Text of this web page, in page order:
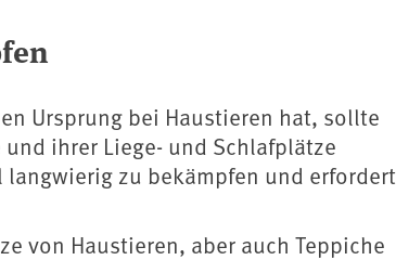
Ursprung bei Haustieren hat, sollte
ihrer Liege- und Schlafplätze
zu bekämpfen und erfordert
von Haustieren, aber auch Teppiche